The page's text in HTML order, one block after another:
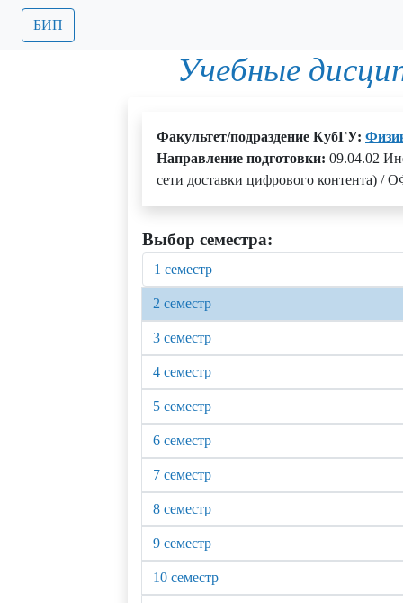
БИП
Учебные
Факультет/подраздение КубГУ:
Направление подготовки: 09.04.02
сети доставки цифрового контента) /
Выбор семестра:
1 семестр
2 семестр
3 семестр
4 семестр
5 семестр
6 семестр
7 семестр
8 семестр
9 семестр
10 семестр